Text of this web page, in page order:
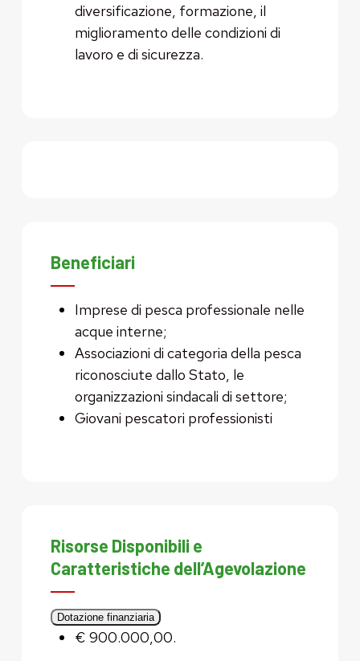
diversificazione, formazione, il
miglioramento delle condizioni di
lavoro e di sicurezza.
Beneficiari
Imprese di pesca professionale nelle
acque interne;
Associazioni di categoria della pesca
riconosciute dallo Stato, le
organizzazioni sindacali di settore;
Giovani pescatori professionisti
Risorse Disponibili e
Caratteristiche dell’Agevolazione
Dotazione finanziaria
€ 900.000,00.